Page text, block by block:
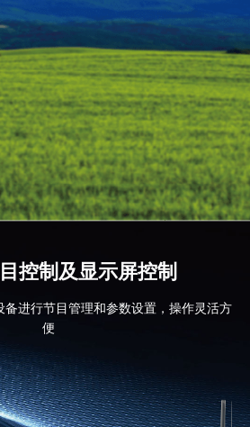
控制及显示屏控制
备进行节目管理和参数设置，操作灵活方
便